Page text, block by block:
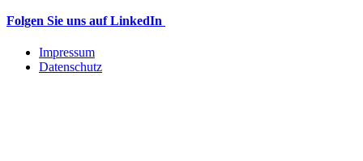
Folgen Sie uns auf LinkedIn
Impressum
Datenschutz